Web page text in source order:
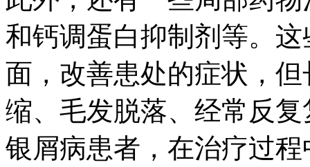
和钙调蛋白抑制剂等。
面，改善患处的症状，
缩、毛发脱落、经常反
银屑病患者，在治疗过